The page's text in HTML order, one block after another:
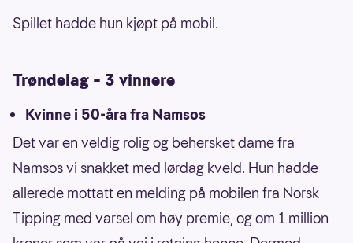
Spillet hadde hun kjøpt på mobil.
Trøndelag – 3 vinnere
Kvinne i 50-åra fra Namsos
Det var en veldig rolig og behersket dame fra
Namsos vi snakket med lørdag kveld. Hun hadde
allerede mottatt en melding på mobilen fra Norsk
Tipping med varsel om høy premie, og om 1 million